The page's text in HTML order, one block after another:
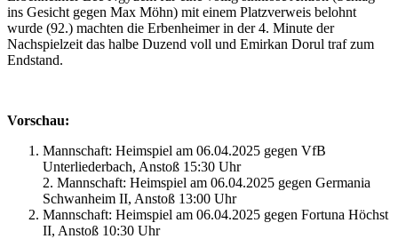
ins Gesicht gegen Max Möhn) mit einem Platzverweis belohnt
wurde (92.) machten die Erbenheimer in der 4. Minute der
Nachspielzeit das halbe Duzend voll und Emirkan Dorul traf zum
Endstand.
Vorschau:
Mannschaft: Heimspiel am 06.04.2025 gegen VfB
Unterliederbach, Anstoß 15:30 Uhr
2. Mannschaft: Heimspiel am 06.04.2025 gegen Germania
Schwanheim II, Anstoß 13:00 Uhr
Mannschaft: Heimspiel am 06.04.2025 gegen Fortuna Höchst
II, Anstoß 10:30 Uhr